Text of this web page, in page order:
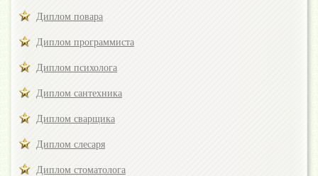
Диплом повара
Диплом программиста
Диплом психолога
Диплом сантехника
Диплом сварщика
Диплом слесаря
Диплом стоматолога